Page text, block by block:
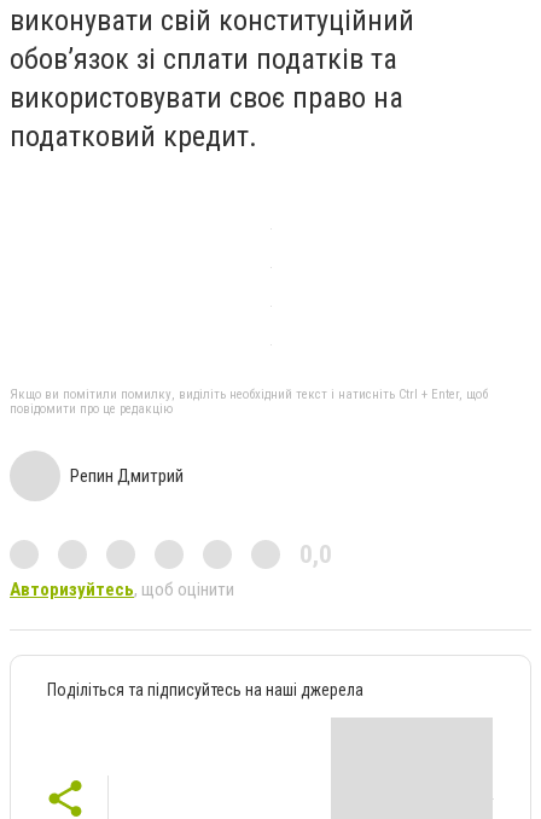
виконувати свій конституційний
обов’язок зі сплати податків та
використовувати своє право на
податковий кредит.
Якщо ви помітили помилку, виділіть необхідний текст і натисніть Ctrl + Enter, щоб
повідомити про це редакцію
Репин Дмитрий
0,0
Авторизуйтесь, щоб оцінити
Поділіться та підписуйтесь на наші джерела